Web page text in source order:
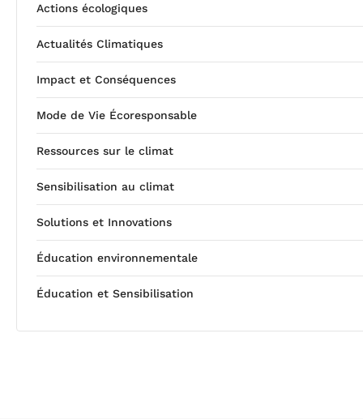
Actions écologiques
Actualités Climatiques
Impact et Conséquences
Mode de Vie Écoresponsable
Ressources sur le climat
Sensibilisation au climat
Solutions et Innovations
Éducation environnementale
Éducation et Sensibilisation